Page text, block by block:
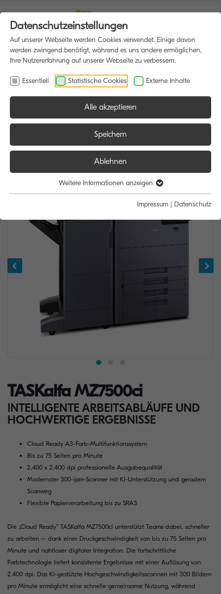
TASKalfa MZ7500ci
INTELLIGENTE ARBEITSABLÄUFE UND
HOCHWERTIGE ERGEBNISSE
Cloud Ready A3-Farb-Multifunktionssystem
Bis zu 75 Seiten pro Minute
2.400 x 2.400 dpi professionelle Ausgabequalität
Modernster 300-ipm-Scanner mit KI-Unterstützung und geradem
Scanweg
Flexible Papierverarbeitung bis zu SRA3
Die „Cloud Ready“ TASKalfa MZ7500ci unterstützt Teams dabei, schneller
zu arbeiten – dank einer Druckgeschwindigkeit von bis zu 75 Seiten pro
Minute und nahtloser digitaler Integration. Die fortschrittliche
Farbtechnologie liefert konsistente Ergebnisse mit einer Auflösung von
2.400 dpi. Das KI-gestützte Hochgeschwindigkeitsscannen mit 300 Bildern
pro Minute ermöglicht eine schnelle gemeinsame Nutzung, während
Datenschutzeinstellungen
Auf unserer Webseite werden Cookies verwendet. Einige davon
werden zwingend benötigt, während es uns andere ermöglichen,
Ihre Nutzererfahrung auf unserer Webseite zu verbessern.
Essentiell Statistische Cookies Externe Inhalte
Alle akzeptieren
Speichern
Ablehnen
Weitere Informationen anzeigen
Impressum | Datenschutz